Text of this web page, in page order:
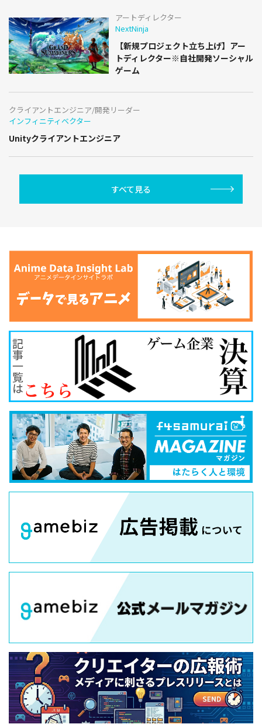
アートディレクター
NextNinja
【新規プロジェクト立ち上げ】アー
トディレクター※自社開発ソーシャル
ゲーム
クライアントエンジニア/開発リーダー
インフィニティベクター
Unityクライアントエンジニア
すべて見る